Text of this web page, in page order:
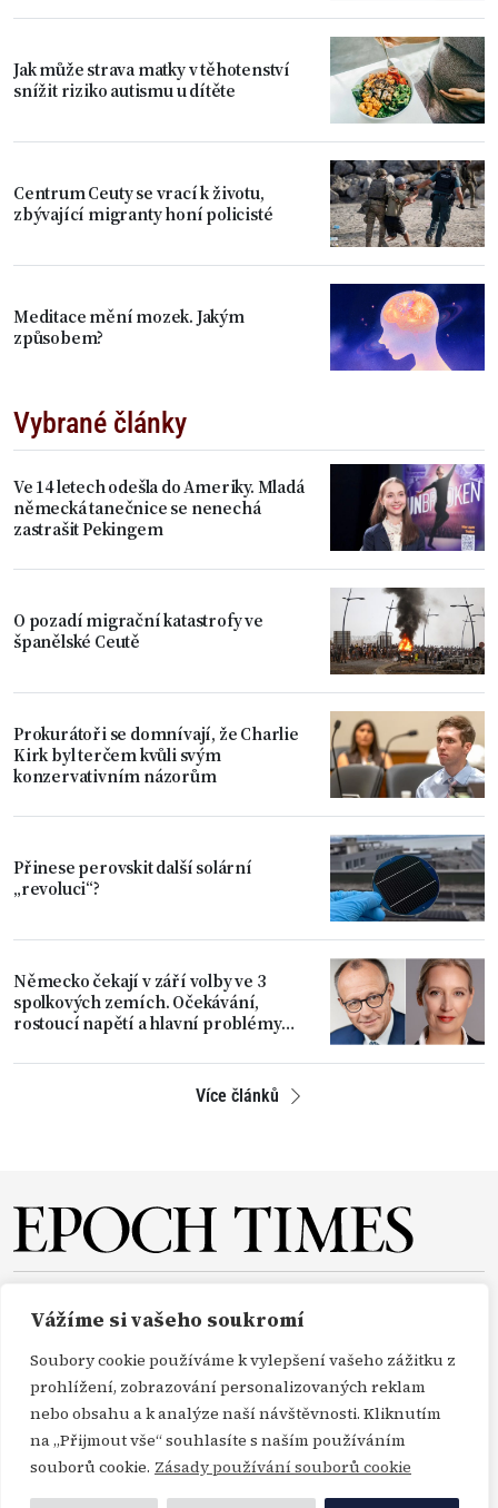
Vážíme si vašeho soukromí
Soubory cookie používáme k vylepšení vašeho zážitku z
prohlížení, zobrazování personalizovaných reklam
nebo obsahu a k analýze naší návštěvnosti. Kliknutím
na „Přijmout vše“ souhlasíte s naším používáním
souborů cookie. Zásady používání souborů cookie
Jak může strava matky v těhotenství
snížit riziko autismu u dítěte
Centrum Ceuty se vrací k životu,
zbývající migranty honí policisté
Meditace mění mozek. Jakým
způsobem?
Vybrané články
Ve 14 letech odešla do Ameriky. Mladá
německá tanečnice se nenechá
zastrašit Pekingem
O pozadí migrační katastrofy ve
španělské Ceutě
Prokurátoři se domnívají, že Charlie
Kirk byl terčem kvůli svým
konzervativním názorům
Přinese perovskit další solární
„revoluci“?
Německo čekají v září volby ve 3
spolkových zemích. Očekávání,
rostoucí napětí a hlavní problémy
Více článků
OBCHODNÍ PODMÍNKY
Copyright Epoch Times ČR © 2000-2026